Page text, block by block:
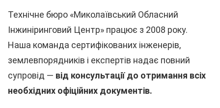
Технічне бюро «Миколаївський Обласний
Інжиніринговий Центр» працює з 2008 року.
Наша команда сертифікованих інженерів,
землевпорядників і експертів надає повний
супровід — від консультації до отримання всіх
необхідних офіційних документів.